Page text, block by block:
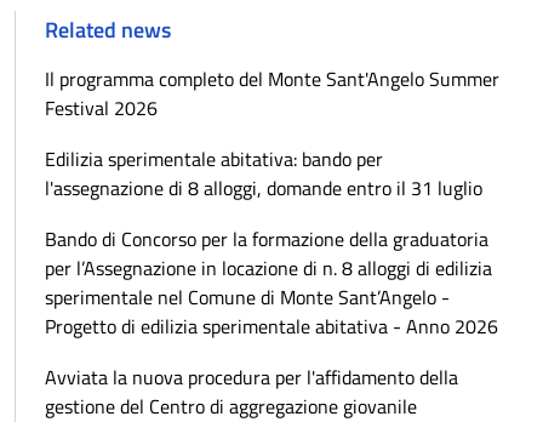
Related news
Il programma completo del Monte Sant'Angelo Summer
Festival 2026
Edilizia sperimentale abitativa: bando per
l'assegnazione di 8 alloggi, domande entro il 31 luglio
Bando di Concorso per la formazione della graduatoria
per l’Assegnazione in locazione di n. 8 alloggi di edilizia
sperimentale nel Comune di Monte Sant’Angelo -
Progetto di edilizia sperimentale abitativa - Anno 2026
Avviata la nuova procedura per l'affidamento della
gestione del Centro di aggregazione giovanile